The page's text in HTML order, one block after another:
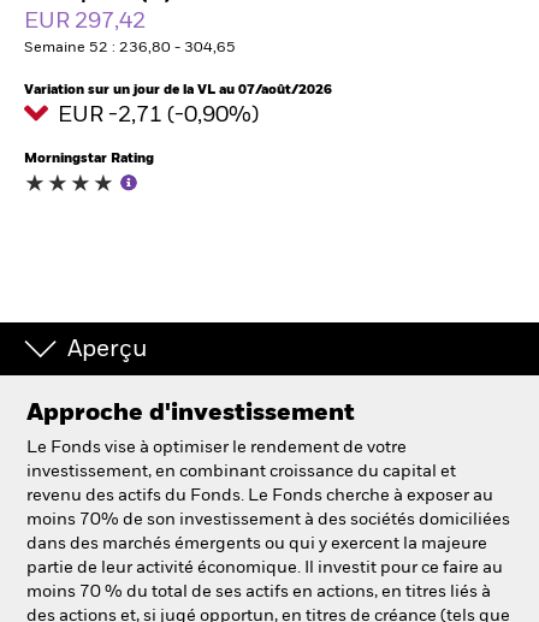
Change location
EUR 297,42
Semaine 52 : 236,80 - 304,65
Variation sur un jour de la VL au 07/août/2026
EUR -2,71 (-0,90%)
Morningstar Rating
Aperçu
Approche d'investissement
Le Fonds vise à optimiser le rendement de votre
investissement, en combinant croissance du capital et
revenu des actifs du Fonds. Le Fonds cherche à exposer au
moins 70% de son investissement à des sociétés domiciliées
dans des marchés émergents ou qui y exercent la majeure
partie de leur activité économique. Il investit pour ce faire au
moins 70 % du total de ses actifs en actions, en titres liés à
des actions et, si jugé opportun, en titres de créance (tels que